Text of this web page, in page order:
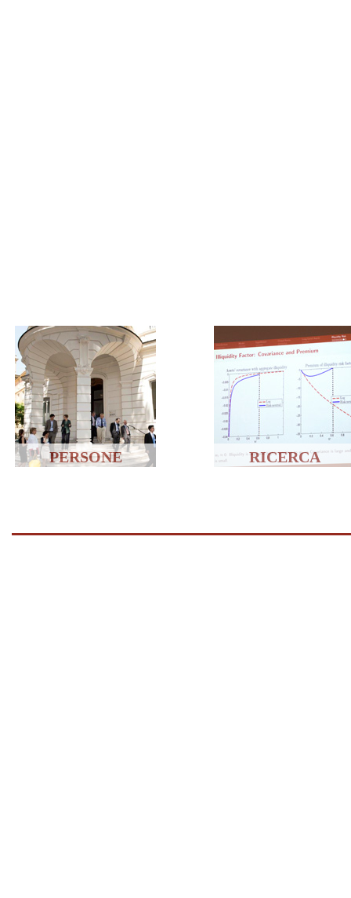
PERSONE RICERCA